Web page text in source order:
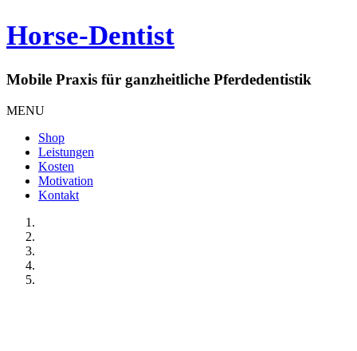
Horse-Dentist
Mobile Praxis für ganzheitliche Pferdedentistik
MENU
Shop
Leistungen
Kosten
Motivation
Kontakt